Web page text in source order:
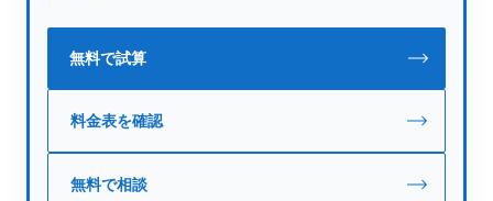
無料で試算
料金表を確認
無料で相談